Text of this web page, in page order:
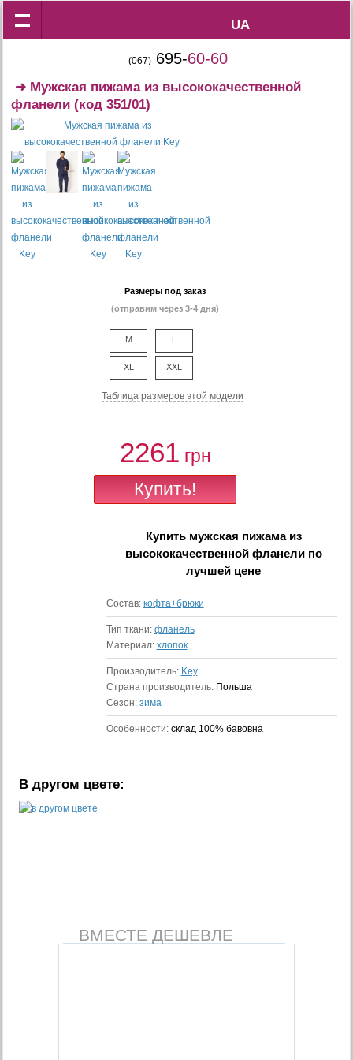
UA
UA
(067) 695-60-60
➜ Мужская пижама из высококачественной
фланели (код 351/01)
Размеры под заказ
(отправим через 3-4 дня)
M L
XL XXL
Таблица размеров этой модели
2261 грн
Купить мужская пижама из
высококачественной фланелипо
лучшей цене
Состав: кофта+брюки
Тип ткани: фланель
Материал: хлопок
Производитель: Key
Страна производитель: Польша
Сезон: зима
Особенности: склад 100% бавовна
В другом цвете:
ВМЕСТЕ ДЕШЕВЛЕ